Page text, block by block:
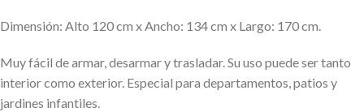
Dimensión: Alto 120 cm x Ancho: 134 cm x Largo: 170 cm.
Muy fácil de armar, desarmar y trasladar. Su uso puede ser tanto
interior como exterior. Especial para departamentos, patios y
jardines infantiles.